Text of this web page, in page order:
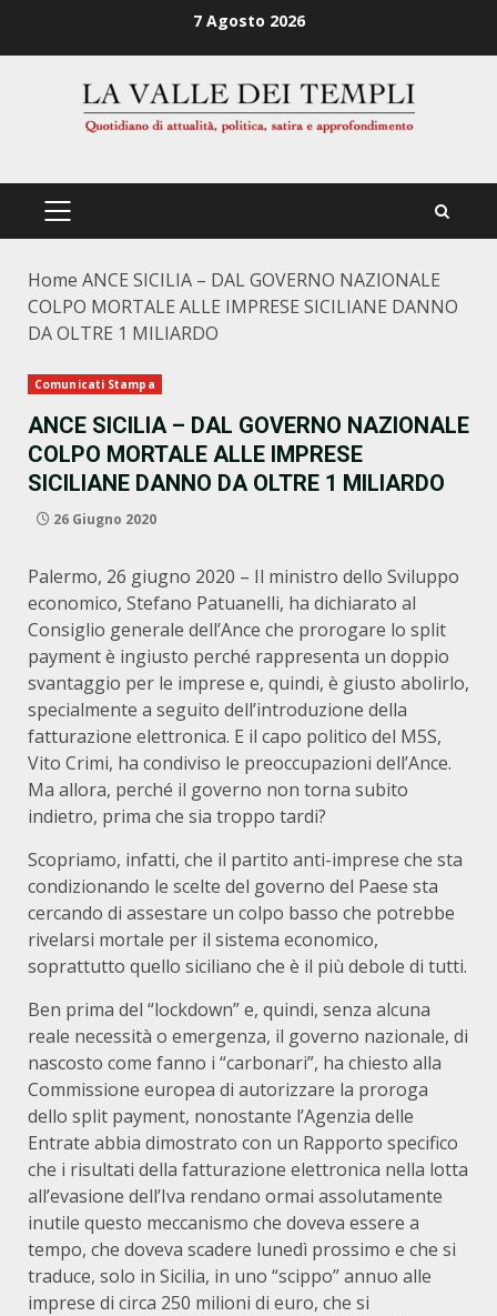
7 Agosto 2026
PRIMÄRES
Home ANCE SICILIA – DAL GOVERNO NAZIONALE
COLPO MORTALE ALLE IMPRESE SICILIANE DANNO
DA OLTRE 1 MILIARDO
Comunicati Stampa
ANCE SICILIA – DAL GOVERNO NAZIONALE
COLPO MORTALE ALLE IMPRESE
SICILIANE DANNO DA OLTRE 1 MILIARDO
26 Giugno 2020
Palermo, 26 giugno 2020 – Il ministro dello Sviluppo
economico, Stefano Patuanelli, ha dichiarato al
Consiglio generale dell’Ance che prorogare lo split
payment è ingiusto perché rappresenta un doppio
svantaggio per le imprese e, quindi, è giusto abolirlo,
specialmente a seguito dell’introduzione della
fatturazione elettronica. E il capo politico del M5S,
Vito Crimi, ha condiviso le preoccupazioni dell’Ance.
Ma allora, perché il governo non torna subito
indietro, prima che sia troppo tardi?
Scopriamo, infatti, che il partito anti-imprese che sta
condizionando le scelte del governo del Paese sta
cercando di assestare un colpo basso che potrebbe
rivelarsi mortale per il sistema economico,
soprattutto quello siciliano che è il più debole di tutti.
Ben prima del “lockdown” e, quindi, senza alcuna
reale necessità o emergenza, il governo nazionale, di
nascosto come fanno i “carbonari”, ha chiesto alla
Commissione europea di autorizzare la proroga
dello split payment, nonostante l’Agenzia delle
Entrate abbia dimostrato con un Rapporto specifico
che i risultati della fatturazione elettronica nella lotta
all’evasione dell’Iva rendano ormai assolutamente
inutile questo meccanismo che doveva essere a
tempo, che doveva scadere lunedì prossimo e che si
traduce, solo in Sicilia, in uno “scippo” annuo alle
imprese di circa 250 milioni di euro, che si